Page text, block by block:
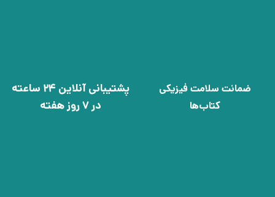
ضمانت سلامت فیزیکی
کتاب‌ها
پشتیبانی آنلاین 24 ساعته
در 7 روز هفته